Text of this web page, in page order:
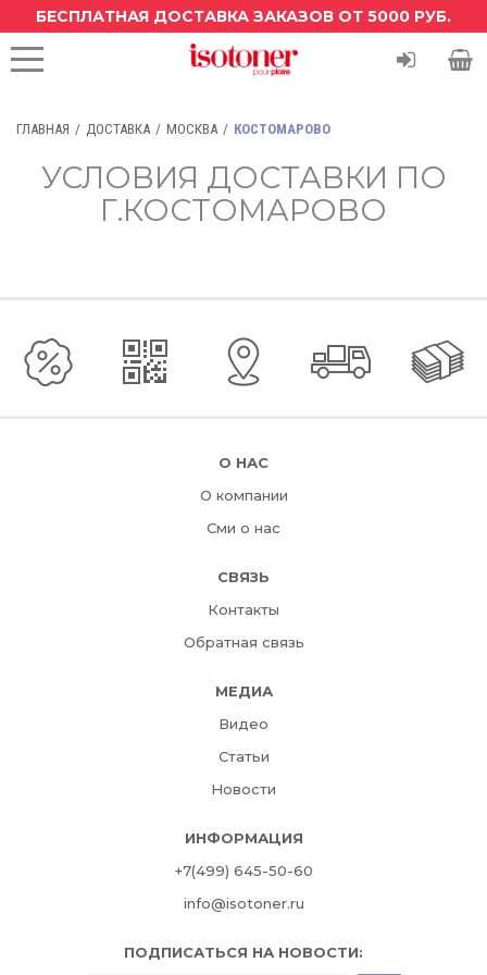
БЕСПЛАТНАЯ ДОСТАВКА ЗАКАЗОВ ОТ 5000 РУБ.
ГЛАВНАЯ ДОСТАВКА МОСКВА КОСТОМАРОВО
УСЛОВИЯ ДОСТАВКИ ПО
Г.КОСТОМАРОВО
О НАС
О компании
Сми о нас
СВЯЗЬ
Контакты
Обратная связь
МЕДИА
Видео
Статьи
Новости
ИНФОРМАЦИЯ
+7(499) 645-50-60
info@isotoner.ru
ПОДПИСАТЬСЯ НА НОВОСТИ: